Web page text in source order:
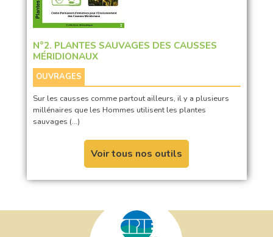
N°2. PLANTES SAUVAGES DES CAUSSES
MÉRIDIONAUX
OUVRAGES
Sur les causses comme partout ailleurs, il y a plusieurs
millénaires que les Hommes utilisent les plantes
sauvages (…)
Voir tous nos outils